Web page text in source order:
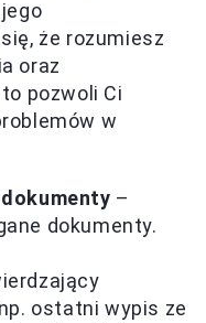
że rozumiesz
oraz
pozwoli Ci
w
–
dokumenty.
ostatni wypis ze